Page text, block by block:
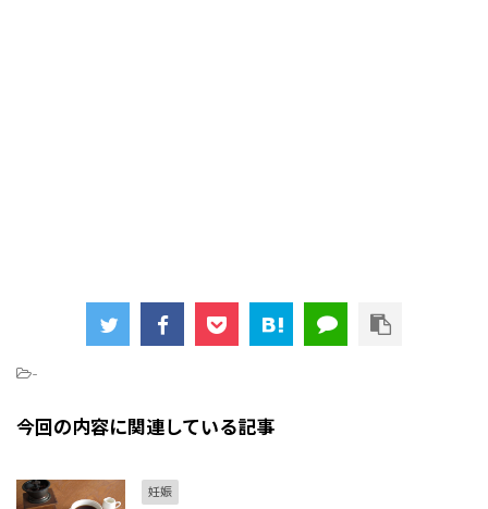
-
今回の内容に関連している記事
妊娠